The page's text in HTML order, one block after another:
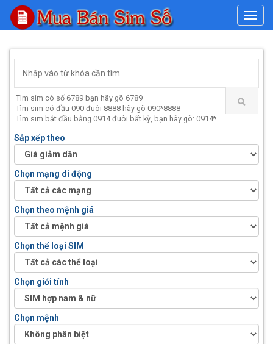
#
Tìm sim có số 6789 bạn hãy gõ 6789
Tìm sim có đầu 090 đuôi 8888 hãy gõ 090*8888
Tìm sim bắt đầu bằng 0914 đuôi bất kỳ, bạn hãy gõ: 0914*
Sắp xếp theo
Chọn mạng di động
Chọn theo mệnh giá
Chọn thể loại SIM
Chọn giới tính
Chọn mệnh